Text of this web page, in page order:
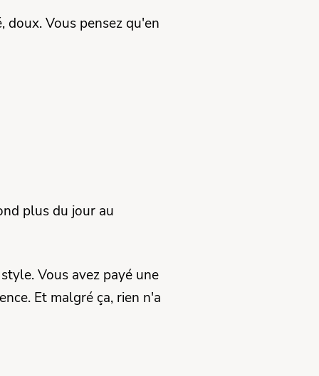
Vous pensez qu'en
plus du jour au
Vous avez payé une
Et malgré ça, rien n'a